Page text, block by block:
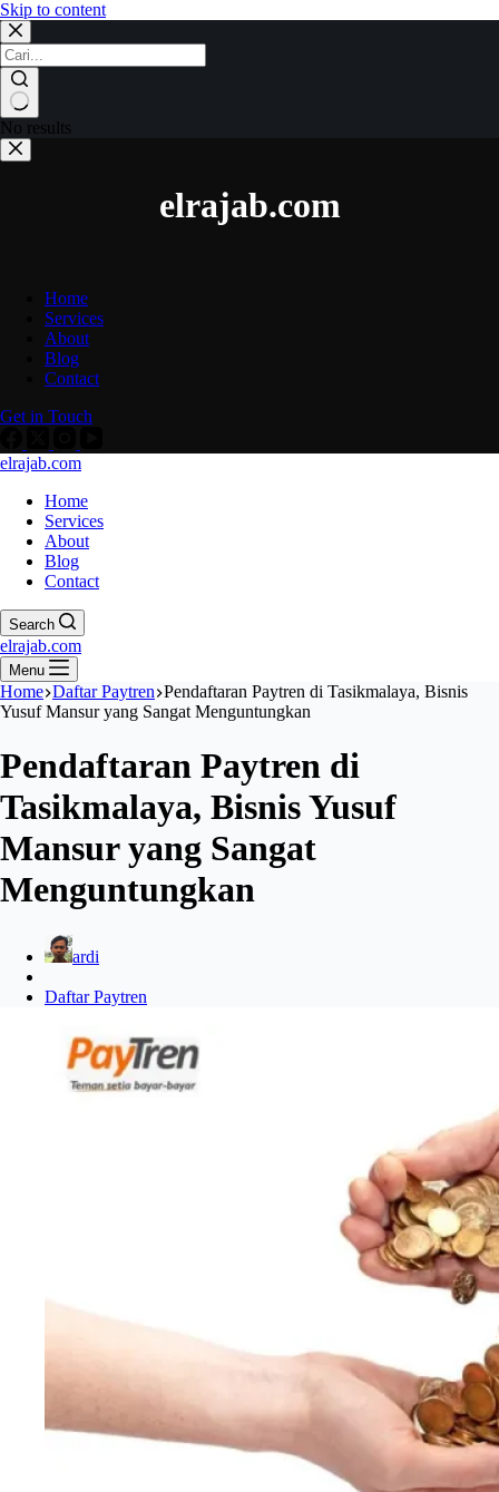
Skip to content
No results
elrajab.com
Home
Services
About
Blog
Contact
Get in Touch
elrajab.com
Home
Services
About
Blog
Contact
Search
elrajab.com
Menu
Home Daftar Paytren Pendaftaran Paytren di Tasikmalaya, Bisnis
Yusuf Mansur yang Sangat Menguntungkan
Pendaftaran Paytren di
Tasikmalaya, Bisnis Yusuf
Mansur yang Sangat
Menguntungkan
ardi
Daftar Paytren